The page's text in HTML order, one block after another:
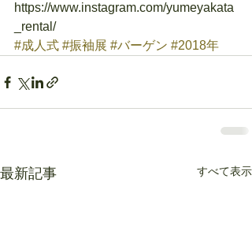
https://www.instagram.com/yumeyakata
_rental/
#成人式 #振袖展 #バーゲン #2018年
最新記事 すべて表示